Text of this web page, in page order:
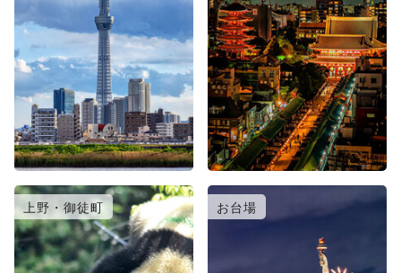
上野・御徒町 お台場